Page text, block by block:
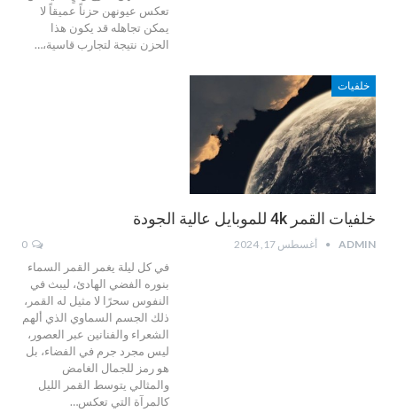
تعكس عيونهن حزناً عميقاً لا
يمكن تجاهله قد يكون هذا
الحزن نتيجة لتجارب قاسية،…
خلفيات
خلفيات القمر 4k للموبايل عالية الجودة
ADMIN أغسطس 17, 2024
في كل ليلة يغمر القمر السماء
بنوره الفضي الهادئ، ليبث في
النفوس سحرًا لا مثيل له القمر،
ذلك الجسم السماوي الذي ألهم
الشعراء والفنانين عبر العصور،
ليس مجرد جرم في الفضاء، بل
هو رمز للجمال الغامض
والمثالي يتوسط القمر الليل
كالمرآة التي تعكس…